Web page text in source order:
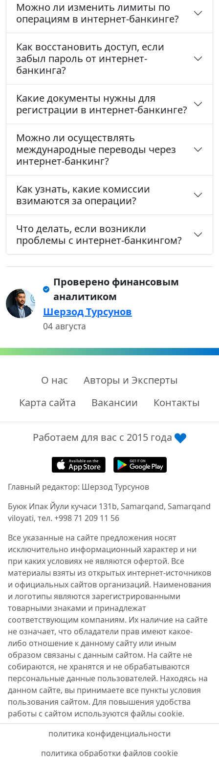
Можно ли изменить лимиты по
операциям в интернет-банкинге?
Как восстановить доступ, если
забыл пароль от интернет-
банкинга?
Какие документы нужны для
регистрации в интернет-банкинге?
Можно ли осуществлять
международные переводы через
интернет-банкинг?
Как узнать, какие комиссии
взимаются за операции?
Что делать, если возникли
проблемы с интернет-банкингом?
Проверено финансовым
аналитиком
Шерзод Турсунов
04 августа
О нас
Авторы и Эксперты
Карта сайта
Вакансии Контакты
Работаем для вас с 2015 года
Главный редактор: Шерзод Турсунов
Буюк Ипак Йули кучаси 131b, Samarqand, Samarqand
viloyati, тел. +998 71 209 11 56
Все указанные на сайте предложения носят
исключительно информационный характер и ни
при каких условиях не являются офертой. Все
материалы взяты из открытых интернет-источников
и официальных сайтов организаций. Наименования
и логотипы являются зарегистрированными
товарными знаками и принадлежат
соответствующим компаниям. Их наличие на сайте
не означает, что обладатели прав имеют какое-
либо отношение к данному сайту или иным
образом связаны с данным сайтом. На сайте не
собираются, не хранятся и не обрабатываются
персональные данные пользователей. Находясь на
данном сайте, вы принимаете все пункты условия
пользования сайтом. Для повышения удобства
работы с сайтом используются файлы cookie.
политика конфиденциальности
политика обработки файлов cookie